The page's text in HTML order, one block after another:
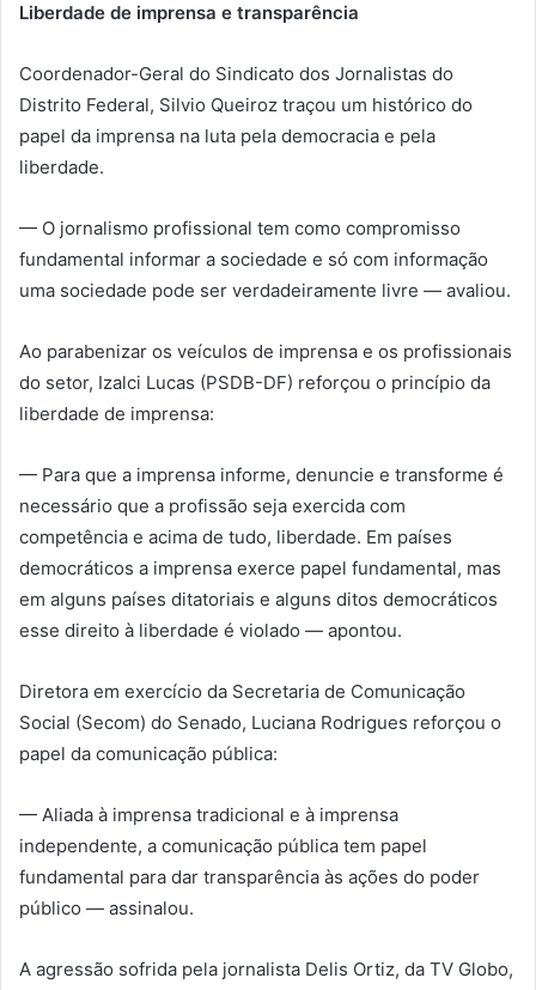
Liberdade de imprensa e transparência
Coordenador-Geral do Sindicato dos Jornalistas do
Distrito Federal, Silvio Queiroz traçou um histórico do
papel da imprensa na luta pela democracia e pela
liberdade.
— O jornalismo profissional tem como compromisso
fundamental informar a sociedade e só com informação
uma sociedade pode ser verdadeiramente livre — avaliou.
Ao parabenizar os veículos de imprensa e os profissionais
do setor, Izalci Lucas (PSDB-DF) reforçou o princípio da
liberdade de imprensa:
— Para que a imprensa informe, denuncie e transforme é
necessário que a profissão seja exercida com
competência e acima de tudo, liberdade. Em países
democráticos a imprensa exerce papel fundamental, mas
em alguns países ditatoriais e alguns ditos democráticos
esse direito à liberdade é violado — apontou.
Diretora em exercício da Secretaria de Comunicação
Social (Secom) do Senado, Luciana Rodrigues reforçou o
papel da comunicação pública:
— Aliada à imprensa tradicional e à imprensa
independente, a comunicação pública tem papel
fundamental para dar transparência às ações do poder
público — assinalou.
A agressão sofrida pela jornalista Delis Ortiz, da TV Globo,